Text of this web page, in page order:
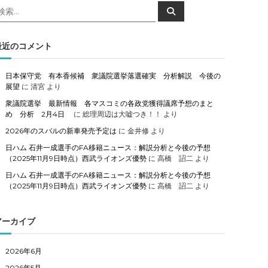
検
索
近のコメント
日本保守党 有本香候補 衆議院選挙落選確実 分析解説 今後の
展望 に清宮 より
衆議院選挙 最新情報 各マスコミの各政党獲得議席予想のまと
め 分析 2月4日
に総理周辺は大嘘つき！！ より
2026年のスバルの新車発売予定は に金井修 より
日ハム 石井一成選手のFA移籍ニュース：解説分析と今後の予想
（2025年11月9日時点）西武ライオンズ優勢 に高橋 詔二 より
日ハム 石井一成選手のFA移籍ニュース：解説分析と今後の予想
（2025年11月9日時点）西武ライオンズ優勢 に高橋 詔二 より
ーカイブ
2026年6月